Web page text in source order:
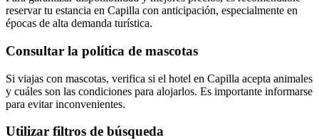
reservar tu estancia en Capilla con anticipación, especialmente en
épocas de alta demanda turística.
Consultar la política de mascotas
Si viajas con mascotas, verifica si el hotel en Capilla acepta animales
y cuáles son las condiciones para alojarlos. Es importante informarse
para evitar inconvenientes.
Utilizar filtros de búsqueda